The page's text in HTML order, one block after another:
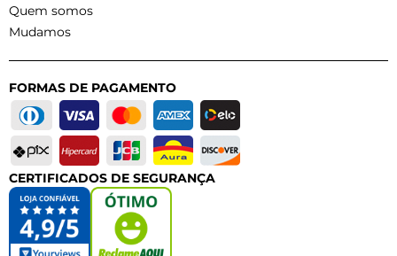
Quem somos
Mudamos
FORMAS DE PAGAMENTO
CERTIFICADOS DE SEGURANÇA